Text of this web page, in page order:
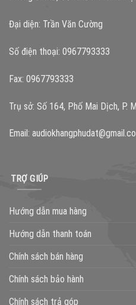
Đại diện: Trần Văn Cường
Số điện thoại: 0967793333
Fax: 0967793333
Trụ sở: Số 164, Phố Mai Dịch, P.
Email:
TRỢ GIÚP
Hướng dẫn mua hàng
Hướng dẫn thanh toán
Chính sách bán hàng
Chính sách bảo hành
Chính sách trả góp